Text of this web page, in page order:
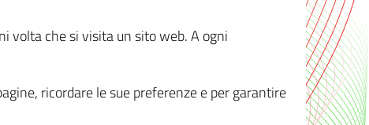
volta che si visita un sito web. A ogni
ricordare le sue preferenze e per garantire